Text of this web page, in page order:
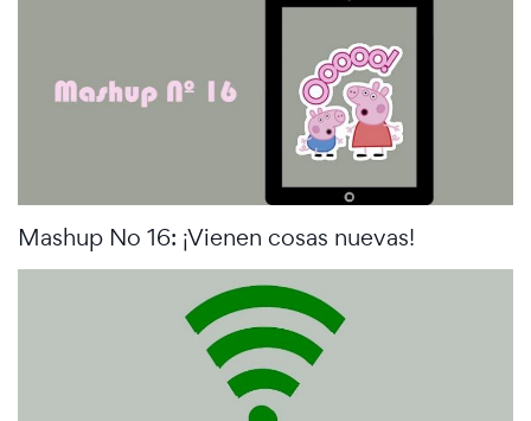
Mashup No 16: ¡Vienen cosas nuevas!